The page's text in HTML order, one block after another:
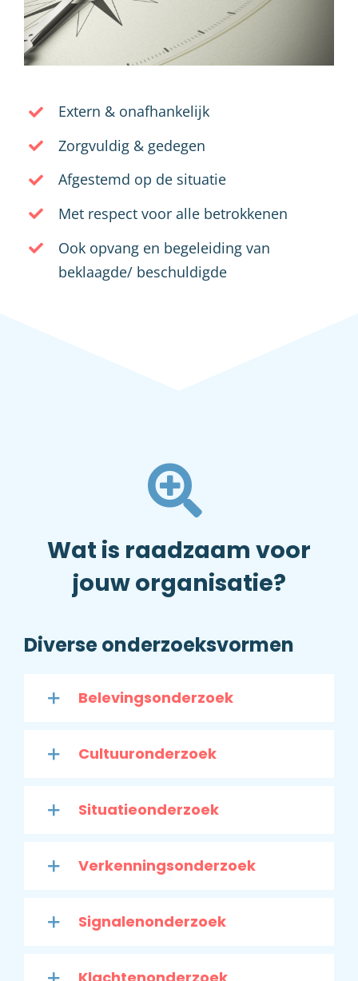
Extern & onafhankelijk
Zorgvuldig & gedegen
Afgestemd op de situatie
Met respect voor alle betrokkenen
Ook opvang en begeleiding van
beklaagde/ beschuldigde
Wat is raadzaam voor
jouw organisatie?
Diverse onderzoeksvormen
Belevingsonderzoek
Cultuuronderzoek
Situatieonderzoek
Verkenningsonderzoek
Signalenonderzoek